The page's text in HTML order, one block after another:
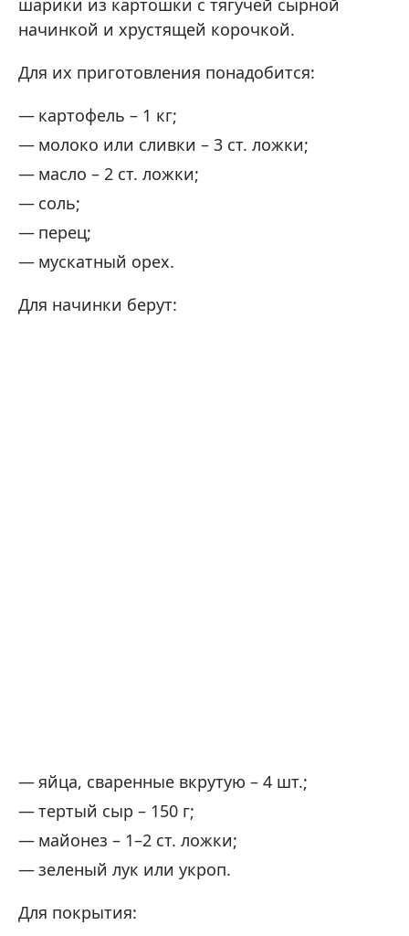
начинкой и хрустящей корочкой.
Для их приготовления понадобится:
картофель – 1 кг;
молоко или сливки – 3 ст. ложки;
масло – 2 ст. ложки;
соль;
перец;
мускатный орех.
Для начинки берут:
яйца, сваренные вкрутую – 4 шт.;
тертый сыр – 150 г;
майонез – 1–2 ст. ложки;
зеленый лук или укроп.
Для покрытия: